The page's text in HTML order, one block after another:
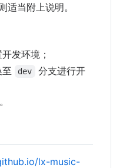
适当附上说明。
发环境；
dev
分支进行开
lx-music-